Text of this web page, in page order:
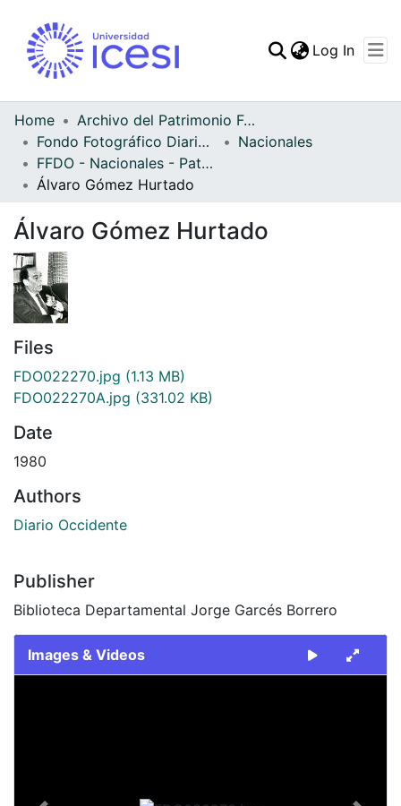
Statistics
Log In
Home
Archivo del Patrimonio Fotográfico y Fílmico del Valle del Cauca
Fondo Fotográfico Diario Occidente
Nacionales
FFDO - Nacionales - Patrimonial
Álvaro Gómez Hurtado
Álvaro Gómez Hurtado
Files
FDO022270.jpg (1.13 MB)
FDO022270A.jpg (331.02 KB)
Date
1980
Authors
Diario Occidente
Publisher
Biblioteca Departamental Jorge Garcés Borrero
Images & Videos